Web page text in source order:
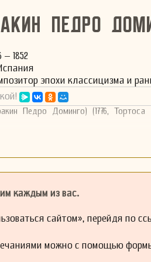
Педро
– 1852
эпохи классицизма и
Педро Доминго) (1776,
каждым из вас.
сайтом», перейдя по
можно с помощью